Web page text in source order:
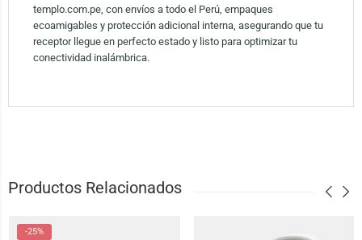
templo.com.pe, con envíos a todo el Perú, empaques
ecoamigables y protección adicional interna, asegurando que tu
receptor llegue en perfecto estado y listo para optimizar tu
conectividad inalámbrica.
Productos Relacionados
-25%